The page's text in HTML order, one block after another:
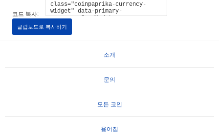
코드 복사:
클립보드로 복사하기
소개
문의
모든 코인
용어집